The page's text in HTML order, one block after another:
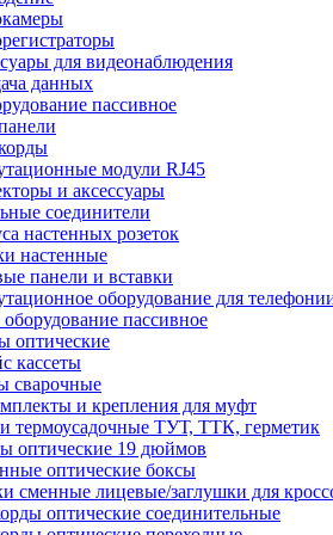
для видеонаблюдения
данных
пассивное
модули RJ45
и аксессуары
соединители
настенных розеток
настенные
панели и вставки
оборудование для
пассивное
оптические
кассеты
сварочные
и крепления для муфт
термоусадочные ТУТ, ТТК, герметик
оптические 19 дюймов
оптические боксы
сменные лицевые/заглушки для
оптические соединительные